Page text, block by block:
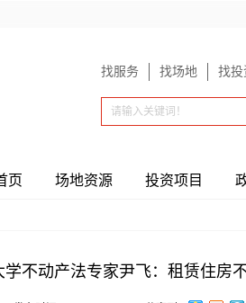
找服务 找场地 找投
页 场地资源 投资项目
学不动产法专家尹飞：租赁住房